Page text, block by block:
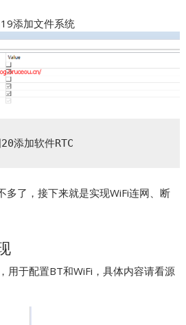
添加文件系统
添加软件RTC
多了，接下来就是实现WiFi连网、断
用于配置BT和WiFi，具体内容请看源